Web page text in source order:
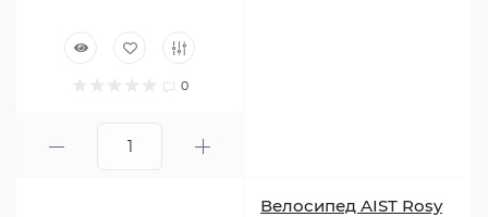
0
Велосипед AIST Rosy